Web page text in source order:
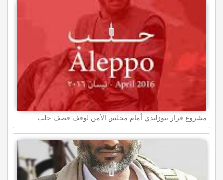
مشروع قرار نيوزلندي أمام مجلس الأمن لوقف قصف حلب